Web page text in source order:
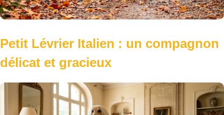
Petit Lévrier Italien : un compagnon
délicat et gracieux